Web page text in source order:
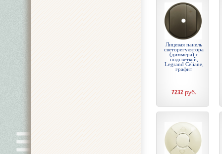
Лицевая панель
светорегулятора
(диммера) с
подсветкой,
Legrand Celiane,
графит
7232 руб.